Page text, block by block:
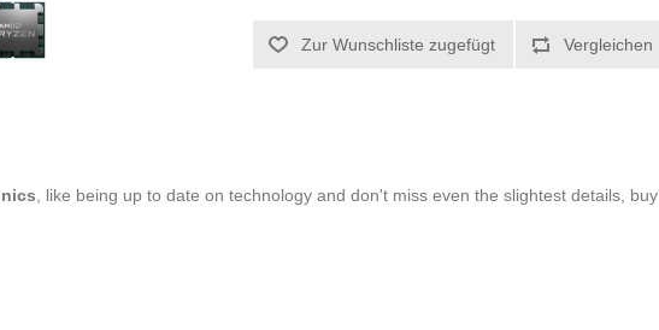
Zur Wunschliste zugefügt Vergleichen
, like being up to date on technology and don't miss even the slightest details, buy